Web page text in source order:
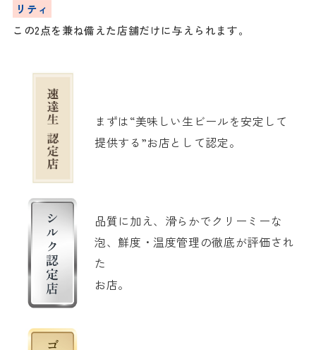
リティ
この2点を兼ね備えた店舗だけに与えられます。
まずは“美味しい生ビールを安定して
提供する”お店として認定。
品質に加え、滑らかでクリーミーな
泡、鮮度・温度管理の徹底が評価され
た
お店。